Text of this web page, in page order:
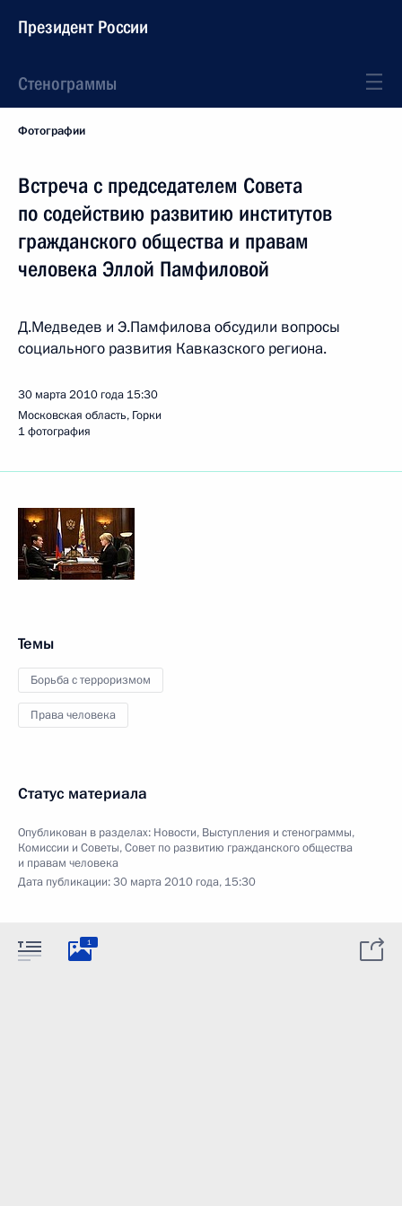
Президент России
Стенограммы
Фотографии
Встреча с председателем Совета
по содействию развитию институтов
гражданского общества и правам
человека Эллой Памфиловой
Д.Медведев и Э.Памфилова обсудили вопросы
социального развития Кавказского региона.
30 марта 2010 года 15:30
Московская область, Горки
1 фотография
Темы
Борьба с терроризмом
Права человека
Статус материала
Опубликован в разделах: Новости, Выступления и стенограммы,
Комиссии и Советы,Совет по развитию гражданского общества
и правам человека
Дата публикации:30 марта 2010 года, 15:30
1